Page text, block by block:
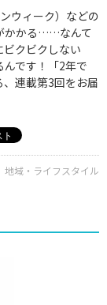
ウィーク）などの
かかる……なんて
クビクしない
です！「2年で
連載第3回をお届
地域・ライフスタイル